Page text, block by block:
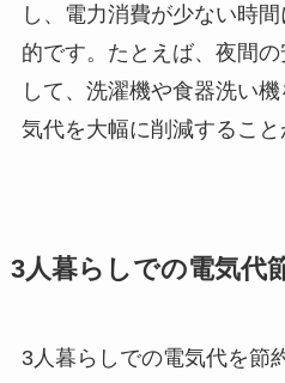
し、電力消費が少ない時
的です。たとえば、夜間
して、洗濯機や食器洗い
気代を大幅に削減すること
3人暮らしでの電気代
3人暮らしでの電気代を節